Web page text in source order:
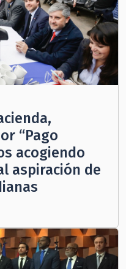
“Pago
acogiendo
aspiración de